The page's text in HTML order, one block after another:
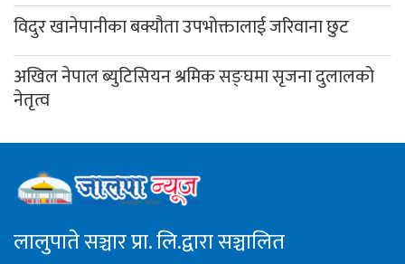
विदुर खानेपानीका बक्यौता उपभोक्तालाई जरिवाना छुट
अखिल नेपाल ब्युटिसियन श्रमिक सङ्घमा सृजना दुलालको
नेतृत्व
लालुपाते सञ्चार प्रा. लि.द्वारा सञ्चालित